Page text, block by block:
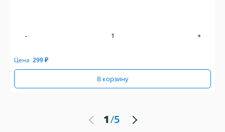
- +
Цена 299₽
В корзину
1/5